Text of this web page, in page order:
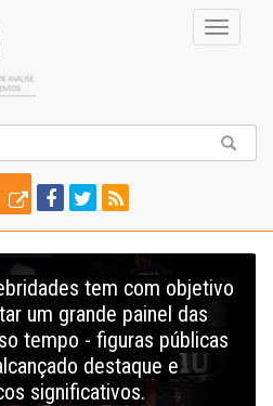
Toggle
tem com objetivo
um grande painel das
tempo - figuras públicas
destaque e
significativos.